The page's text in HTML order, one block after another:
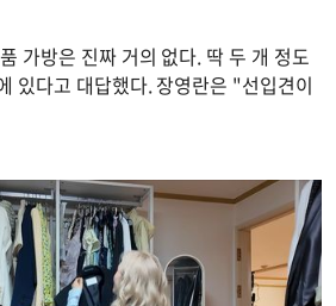
가방은 진짜 거의 없다. 딱 두 개 정도
있다고 대답했다. 장영란은 "선입견이